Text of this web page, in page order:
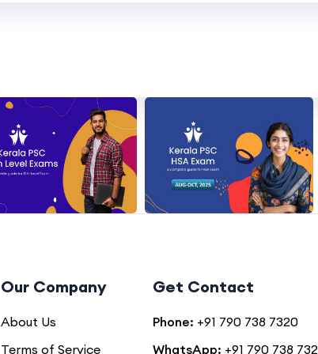
Our Company
About Us
Terms of Service
Get Contact
Phone: +91 790 738 7320
WhatsApp: +91 790 738